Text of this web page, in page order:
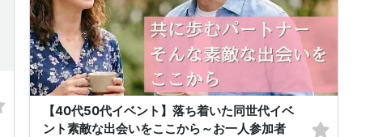
【40代50代イベント】落ち着いた同世代イベ
ント素敵な出会いをここから～お一人参加者